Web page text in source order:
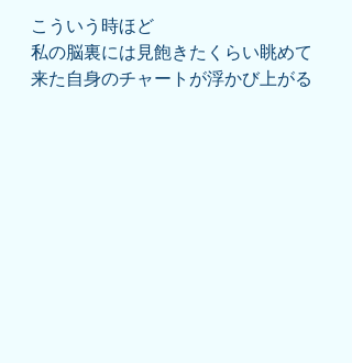
こういう時ほど
私の脳裏には見飽きたくらい眺めて
来た自身のチャートが浮かび上がる